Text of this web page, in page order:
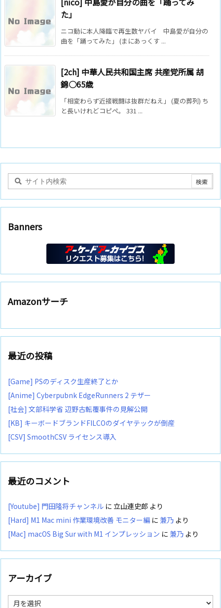
た」
ニコ動に本人降臨で再生数ヤバイ 中島愛が自分の
曲を「踊ってみた」 (まにあっくす ...
[2ch] 中華人民共和国主席 共産党所属 胡
錦○65歳
「相変わらず近接戦闘は抜群だねえ」 (夏の葬列) ち
と長いけれどコピペ。 331 ...
Banners
Amazonサーチ
最近の投稿
[Game] PSのディスク生産終了とか
[Anime] Cyberpubnk EdgeRunners 2 テザー
[社会] 文部科学省 辺野古転覆事件の見解公開
[KB] キーボードブランドFILCOのダイヤテックが倒産
[CSV] SmoothCSV ライセンス導入
最近のコメント
[Youtube] 門田隆将チャンネル に 立山連史郎 より
[Hard] M1 Mac mini 作業環境改善 モニター編 に 兼乃 より
[Mac] macOS Big Sur with M1 インプレッション に 兼乃 より
アーカイブ
ア